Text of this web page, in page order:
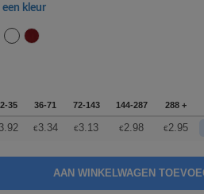
een kleur
35 36-71 72-143 144-287 288 +
3.92 €3.34 €3.13 €2.98 €2.95